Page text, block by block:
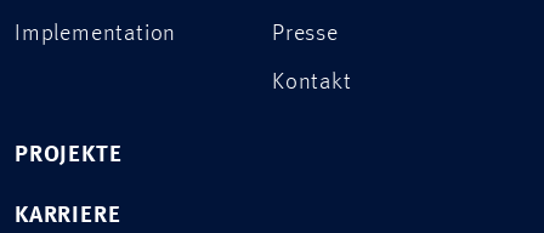
Implementation Presse
Kontakt
PROJEKTE
KARRIERE